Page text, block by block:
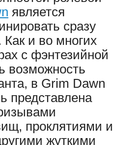
является
сразу
Как и во многих
с фэнтезийной
возможность
в Grim Dawn
представлена
проклятиями и
жуткими